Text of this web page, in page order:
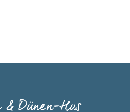
& Dünen-Hus